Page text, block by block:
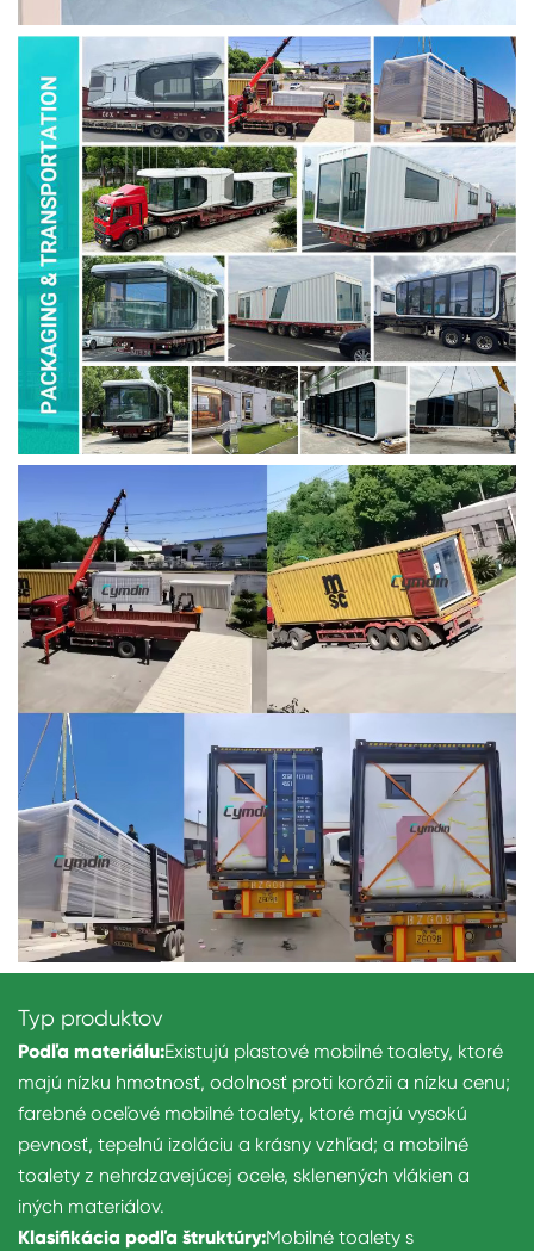
Typ produktov
Podľa materiálu:Existujú plastové mobilné toalety, ktoré
majú nízku hmotnosť, odolnosť proti korózii a nízku cenu;
farebné oceľové mobilné toalety, ktoré majú vysokú
pevnosť, tepelnú izoláciu a krásny vzhľad; a mobilné
toalety z nehrdzavejúcej ocele, sklenených vlákien a
iných materiálov.
Klasifikácia podľa štruktúry:Mobilné toalety s